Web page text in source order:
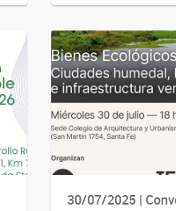
30/07/2025 |